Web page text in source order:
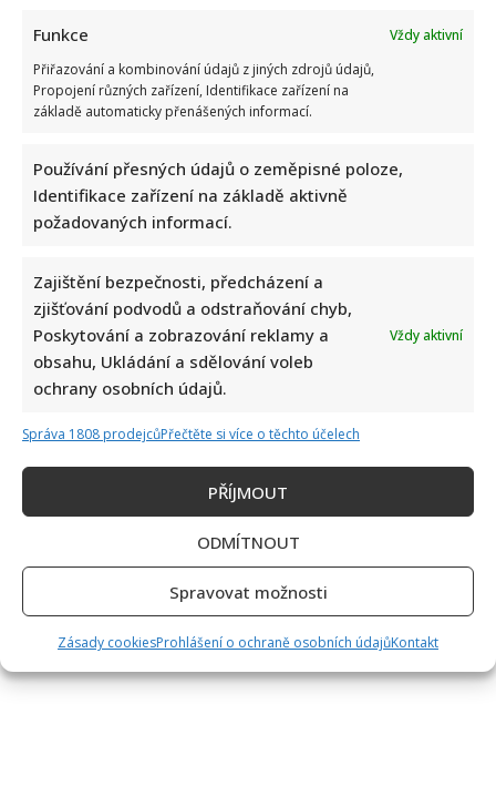
Funkce
Vždy aktivní
Přiřazování a kombinování údajů z jiných zdrojů údajů,
Propojení různých zařízení, Identifikace zařízení na
základě automaticky přenášených informací.
Používání přesných údajů o zeměpisné poloze,
Identifikace zařízení na základě aktivně
požadovaných informací.
Zajištění bezpečnosti, předcházení a
zjišťování podvodů a odstraňování chyb,
Poskytování a zobrazování reklamy a
obsahu, Ukládání a sdělování voleb
ochrany osobních údajů.
Vždy aktivní
Správa 1808 prodejcůPřečtěte si více o těchto účelech
PŘÍJMOUT
ODMÍTNOUT
Spravovat možnosti
Zásady cookiesProhlášení o ochraně osobních údajůKontakt